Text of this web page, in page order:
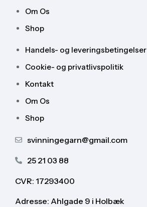
Om Os
Shop
Handels- og leveringsbetingelser
Cookie- og privatlivspolitik
Kontakt
Om Os
Shop
svinningegarn@gmail.com
25 21 03 88
CVR: 17293400
Adresse: Ahlgade 9 i Holbæk